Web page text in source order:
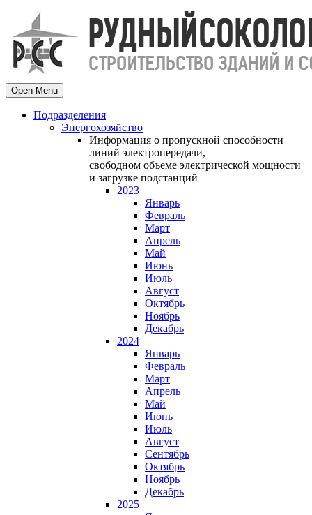
Open Menu
Подразделения
Энергохозяйство
Информация о пропускной способности
линий электропередачи,
свободном объеме электрической мощности
и загрузке подстанций
2023
Январь
Февраль
Март
Апрель
Май
Июнь
Июль
Август
Октябрь
Ноябрь
Декабрь
2024
Январь
Февраль
Март
Апрель
Май
Июнь
Июль
Август
Сентябрь
Октябрь
Ноябрь
Декабрь
2025